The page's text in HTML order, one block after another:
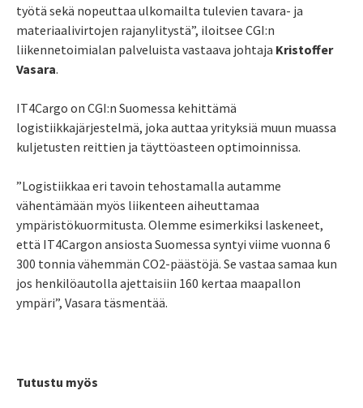
työtä sekä nopeuttaa ulkomailta tulevien tavara- ja
materiaalivirtojen rajanylitystä”, iloitsee CGI:n
liikennetoimialan palveluista vastaava johtaja Kristoffer
Vasara.
IT4Cargo on CGI:n Suomessa kehittämä
logistiikkajärjestelmä, joka auttaa yrityksiä muun muassa
kuljetusten reittien ja täyttöasteen optimoinnissa.
”Logistiikkaa eri tavoin tehostamalla autamme
vähentämään myös liikenteen aiheuttamaa
ympäristökuormitusta. Olemme esimerkiksi laskeneet,
että IT4Cargon ansiosta Suomessa syntyi viime vuonna 6
300 tonnia vähemmän CO2-päästöjä. Se vastaa samaa kun
jos henkilöautolla ajettaisiin 160 kertaa maapallon
ympäri”, Vasara täsmentää.
Tutustu myös